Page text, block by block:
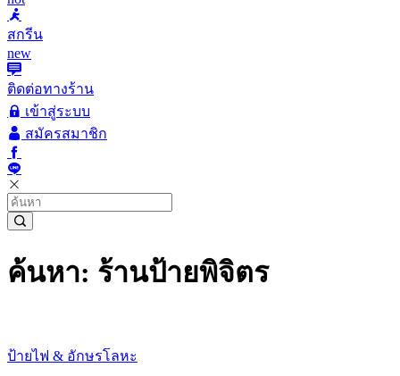
สกรีน
new
ติดต่อทางร้าน
เข้าสู่ระบบ
สมัครสมาชิก
ค้นหา: ร้านป้ายพิจิตร
ป้ายไฟ & อักษรโลหะ